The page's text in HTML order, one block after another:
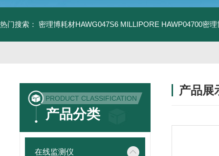
热门搜索： 密理博耗材HAWG047S6 MILLIPORE HAWP04700密
PRODUCT CLASSIFICATION
产品分类
在线监测仪
产品展